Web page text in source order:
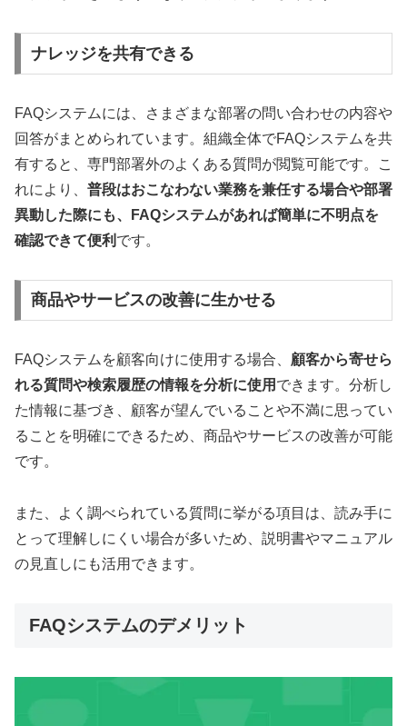
ナレッジを共有できる
FAQシステムには、さまざまな部署の問い合わせの内容や
回答がまとめられています。組織全体でFAQシステムを共
有すると、専門部署外のよくある質問が閲覧可能です。こ
れにより、 普段はおこなわない業務を兼任する場合や部署
異動した際にも、FAQシステムがあれば簡単に不明点を
確認できて便利 です。
商品やサービスの改善に生かせる
FAQシステムを顧客向けに使用する場合、 顧客から寄せら
れる質問や検索履歴の情報を分析に使用 できます。分析し
た情報に基づき、顧客が望んでいることや不満に思ってい
ることを明確にできるため、商品やサービスの改善が可能
です。
また、よく調べられている質問に挙がる項目は、読み手に
とって理解しにくい場合が多いため、説明書やマニュアル
の見直しにも活用できます。
FAQシステムのデメリット